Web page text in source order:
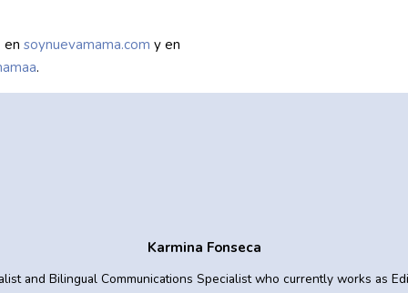
en soynuevamama.com y en
.
Karmina Fonseca
and Bilingual Communications Specialist who currently works as